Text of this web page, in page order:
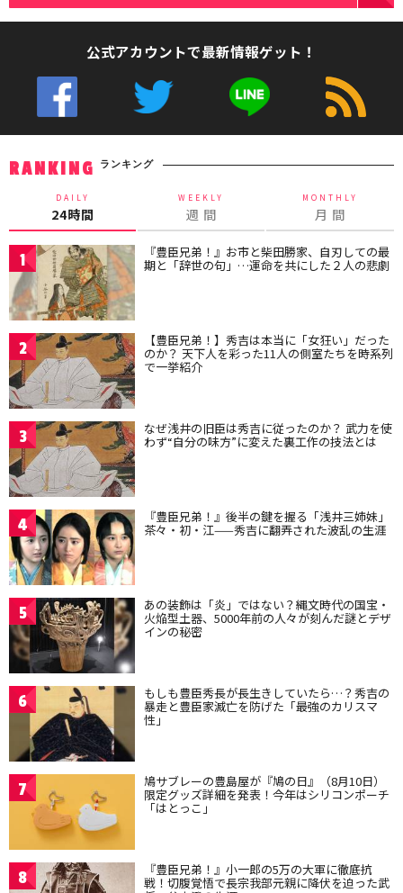
公式アカウントで最新情報ゲット！
RANKING ランキング
DAILY
24時間
WEEKLY
週 間
MONTHLY
月 間
1 『豊臣兄弟！』お市と柴田勝家、自刃しての最
期と「辞世の句」…運命を共にした２人の悲劇
2 【豊臣兄弟！】秀吉は本当に「女狂い」だった
のか？ 天下人を彩った11人の側室たちを時系列
で一挙紹介
3 なぜ浅井の旧臣は秀吉に従ったのか？ 武力を使
わず“自分の味方”に変えた裏工作の技法とは
4 『豊臣兄弟！』後半の鍵を握る「浅井三姉妹」
茶々・初・江——秀吉に翻弄された波乱の生涯
5 あの装飾は「炎」ではない？縄文時代の国宝・
火焔型土器、5000年前の人々が刻んだ謎とデザ
インの秘密
6 もしも豊臣秀長が長生きしていたら…？秀吉の
暴走と豊臣家滅亡を防げた「最強のカリスマ
性」
7 鳩サブレーの豊島屋が『鳩の日』（8月10日）
限定グッズ詳細を発表！今年はシリコンポーチ
「はとっこ」
8 『豊臣兄弟！』小一郎の5万の大軍に徹底抗
戦！切腹覚悟で長宗我部元親に降伏を迫った武